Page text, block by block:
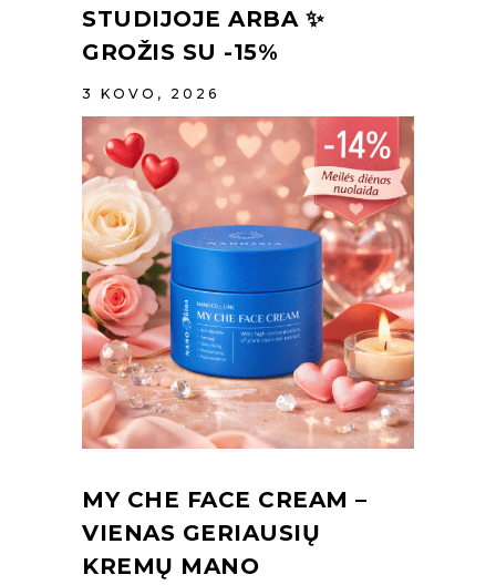
STUDIJOJE ARBA ✨
GROŽIS SU -15%
3 KOVO, 2026
MY CHE FACE CREAM –
VIENAS GERIAUSIŲ
KREMŲ MANO